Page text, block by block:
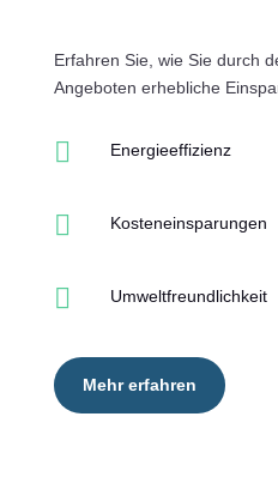
Erfahren Sie, wie Sie durch
Angeboten erhebliche
 Energieeffizienz
 Kosteneinsparungen
 Umweltfreundlichkeit
Mehr erfahren